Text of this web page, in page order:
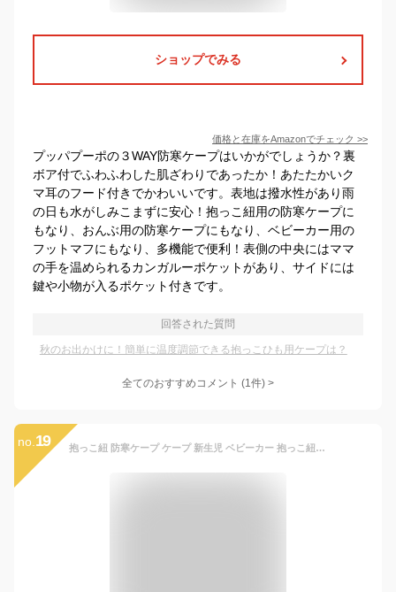
ショップでみる
価格と在庫をAmazonでチェック >>
プッパプーポの３WAY防寒ケープはいかがでしょうか？裏
ボア付でふわふわした肌ざわりであったか！あたたかいク
マ耳のフード付きでかわいいです。表地は撥水性があり雨
の日も水がしみこまずに安心！抱っこ紐用の防寒ケープに
もなり、おんぶ用の防寒ケープにもなり、ベビーカー用の
フットマフにもなり、多機能で便利！表側の中央にはママ
の手を温められるカンガルーポケットがあり、サイドには
鍵や小物が入るポケット付きです。
回答された質問
秋のお出かけに！簡単に温度調節できる抱っこひも用ケープは？
全てのおすすめコメント (1件) >
no. 19 抱っこ紐 防寒ケープ ケープ 新生児 ベビーカー 抱っこ紐カバー 洗濯機OK カバー 赤ちゃん 冬 秋 抱っこひも ブランケット 抱っこ紐ケープ ベビー クリップ 撥水 4way仕様 防寒フランネルケープ シェルウォーム Viaggio+ rv014